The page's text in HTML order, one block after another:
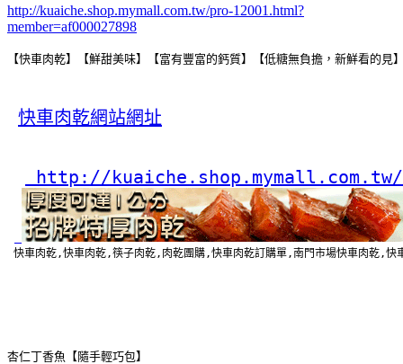
http://kuaiche.shop.mymall.com.tw/pro-12001.html?
member=af000027898
【快車肉乾】【鮮甜美味】【富有豐富的鈣質】【低糖無負擔，新鮮看的見
快車肉乾網站網址
http://kuaiche.shop.mymall.com.tw/
快車肉乾,快車肉乾,筷子肉乾,肉乾團購,快車肉乾訂購單,南門市場快車肉乾,
杏仁丁香魚【隨手輕巧包】